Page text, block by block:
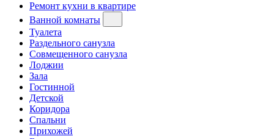
Ремонт кухни в квартире
Ванной комнаты
Туалета
Раздельного санузла
Совмещенного санузла
Лоджии
Зала
Гостинной
Детской
Коридора
Спальни
Прихожей